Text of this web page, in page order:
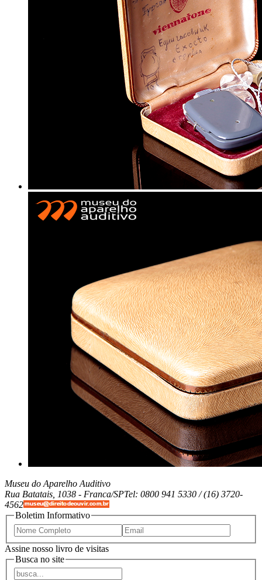
Museu do Aparelho Auditivo
Rua Batatais, 1038 - Franca/SPTel: 0800 941 5330 / (16) 3720-
4562
Boletim Informativo
Assine nosso livro de visitas
Busca no site